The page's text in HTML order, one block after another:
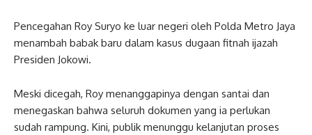
Pencegahan Roy Suryo ke luar negeri oleh Polda Metro Jaya
menambah babak baru dalam kasus dugaan fitnah ijazah
Presiden Jokowi.
Meski dicegah, Roy menanggapinya dengan santai dan
menegaskan bahwa seluruh dokumen yang ia perlukan
sudah rampung. Kini, publik menunggu kelanjutan proses